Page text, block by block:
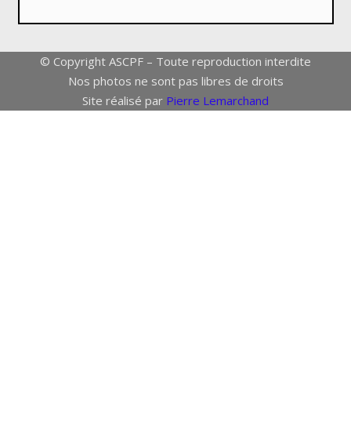
© Copyright ASCPF – Toute reproduction interdite
Nos photos ne sont pas libres de droits
Site réalisé par Pierre Lemarchand